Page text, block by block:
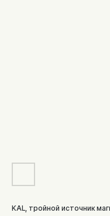
KAL, тройной источник